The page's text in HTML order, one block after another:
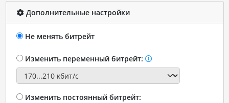
Дополнительные настройки
Не менять битрейт
Изменить переменный битрейт:
Изменить постоянный битрейт: